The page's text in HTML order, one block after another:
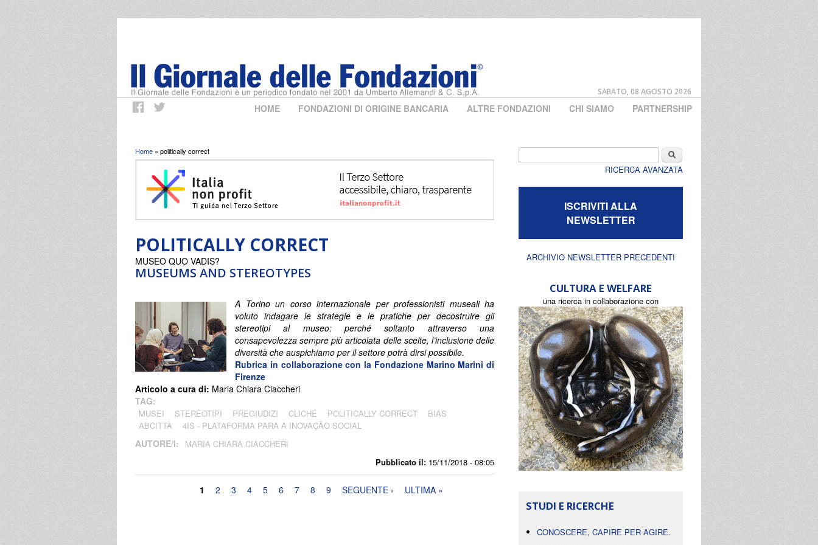
SABATO, 08 AGOSTO 2026
HOME FONDAZIONI DI ORIGINE BANCARIA ALTRE FONDAZIONI CHI SIAMO PARTNERSHIP
Tu sei qui
Home » politically correct
POLITICALLY CORRECT
MUSEUMS AND STEREOTYPES
Pubblicato il: 15/11/2018 - 08:05
MUSEO QUO VADIS?
A Torino un corso internazionale per professionisti museali ha
voluto indagare le strategie e le pratiche per decostruire gli
stereotipi al museo: perché soltanto attraverso una
consapevolezza sempre più articolata delle scelte, l’inclusione delle
diversità che auspichiamo per il settore potrà dirsi possibile.
Rubrica in collaborazione con la Fondazione Marino Marini di
Firenze
Articolo a cura di: Maria Chiara Ciaccheri
TAG:
MUSEI STEREOTIPI PREGIUDIZI CLICHÉ POLITICALLY CORRECT
BIAS
ABCITTÀ
4IS - PLATAFORMA PARA A INOVAÇÃO SOCIAL
AUTORE/I: MARIA CHIARA CIACCHERI
1 2 3 4 5 6 7 8 9 SEGUENTE › ULTIMA »
Cerca
RICERCA AVANZATA
ISCRIVITI ALLA
NEWSLETTER
ARCHIVIO NEWSLETTER PRECEDENTI
CULTURA E WELFARE
una ricerca in collaborazione con
STUDI E RICERCHE
CONOSCERE, CAPIRE PER AGIRE.